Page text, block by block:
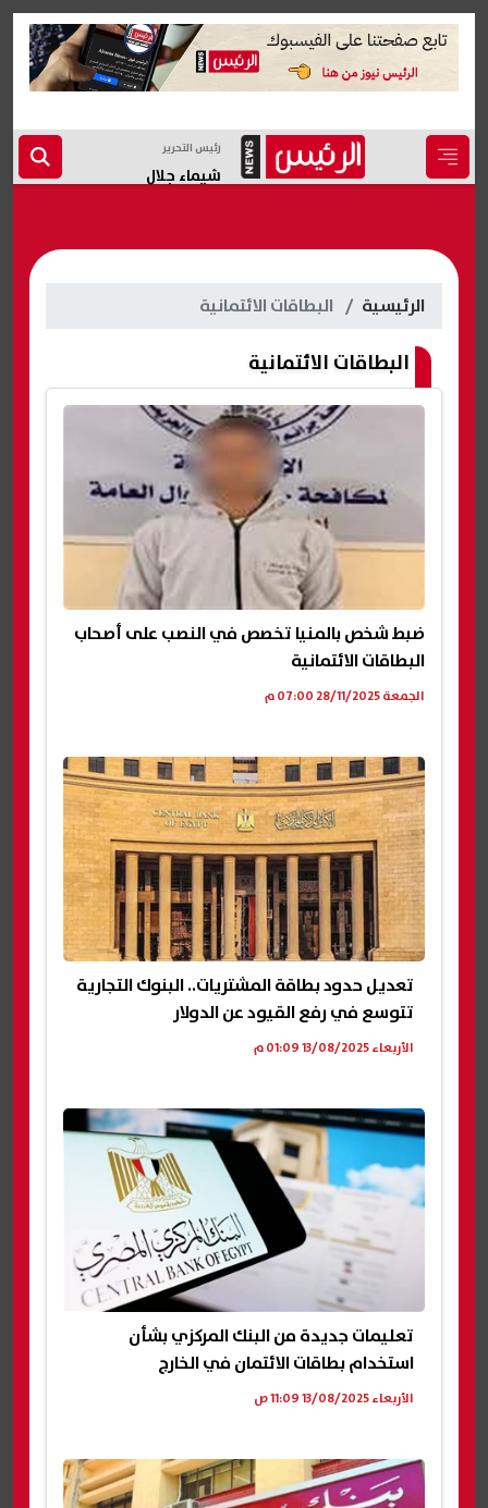
رئيس التحرير
شيماء جلال
الرئيسية البطاقات الائتمانية
البطاقات الائتمانية
ضبط شخص بالمنيا تخصص في النصب على أصحاب
البطاقات الائتمانية
الجمعة 28/11/2025 07:00 م
تعديل حدود بطاقة المشتريات.. البنوك التجارية
تتوسع في رفع القيود عن الدولار
الأربعاء 13/08/2025 01:09 م
تعليمات جديدة من البنك المركزي بشأن
استخدام بطاقات الائتمان في الخارج
الأربعاء 13/08/2025 11:09 ص